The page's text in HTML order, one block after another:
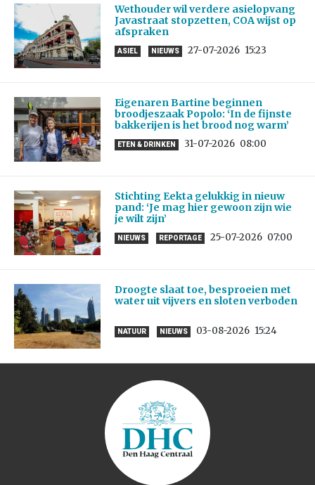
Wethouder wil verdere asielopvang
Javastraat stopzetten, COA wijst op
afspraken
ASIEL NIEUWS 27-07-2026 15:23
Eigenaren Bartine beginnen
broodjeszaak Popolo: ‘In de fijnste
bakkerijen is het brood nog warm’
ETEN & DRINKEN 31-07-2026 08:00
Stichting Eekta gelukkig in nieuw
pand: ‘Je mag hier gewoon zijn wie
je wilt zijn’
NIEUWS REPORTAGE 25-07-2026 07:00
Droogte slaat toe, besproeien met
water uit vijvers en sloten verboden
NATUUR NIEUWS 03-08-2026 15:24